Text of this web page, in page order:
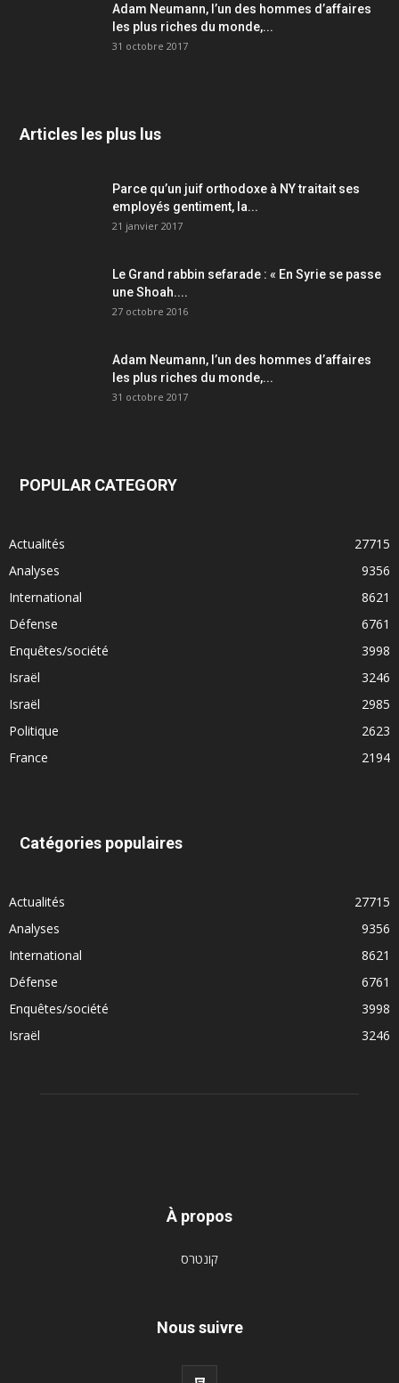
Adam Neumann, l’un des hommes d’affaires
les plus riches du monde,...
31 octobre 2017
Articles les plus lus
Parce qu’un juif orthodoxe à NY traitait ses
employés gentiment, la...
21 janvier 2017
Le Grand rabbin sefarade : « En Syrie se passe
une Shoah....
27 octobre 2016
Adam Neumann, l’un des hommes d’affaires
les plus riches du monde,...
31 octobre 2017
POPULAR CATEGORY
Actualités
27715
Analyses
9356
International
8621
Défense
6761
Enquêtes/société
3998
Israël
3246
Israël
2985
Politique
2623
France
2194
Catégories populaires
Actualités
27715
Analyses
9356
International
8621
Défense
6761
Enquêtes/société
3998
Israël
3246
À propos
קונטרס
Nous suivre